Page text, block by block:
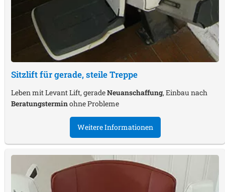
Sitzlift für gerade, steile Treppe
Leben mit Levant Lift, geradeNeuanschaffung, Einbau nach
Beratungsterminohne Probleme
Weitere Informationen